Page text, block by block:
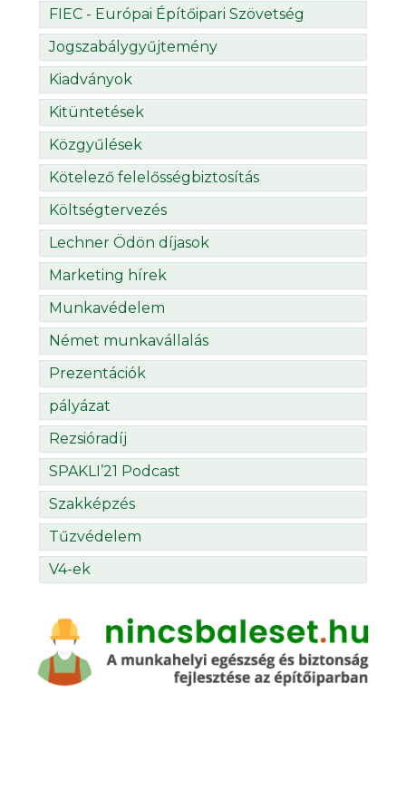
FIEC - Európai Építőipari Szövetség
Jogszabálygyűjtemény
Kiadványok
Kitüntetések
Közgyűlések
Kötelező felelősségbiztosítás
Költségtervezés
Lechner Ödön díjasok
Marketing hírek
Munkavédelem
Német munkavállalás
Prezentációk
pályázat
Rezsióradíj
SPAKLI’21 Podcast
Szakképzés
Tűzvédelem
V4-ek